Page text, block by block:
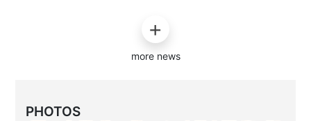
more news
PHOTOS